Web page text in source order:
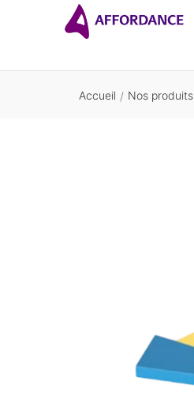
Accueil / Nos produits